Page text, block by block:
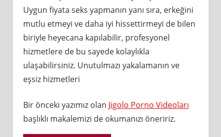
Uygun fiyata seks yapmanın yanı sıra, erkeğini
mutlu etmeyi ve daha iyi hissettirmeyi de bilen
biriyle heyecana kapılabilir, profesyonel
hizmetlere de bu sayede kolaylıkla
ulaşabilirsiniz. Unutulmazı yakalamanın ve
eşsiz hizmetleri
Bir önceki yazımız olan Jigolo Porno Videoları
başlıklı makalemizi de okumanızı öneririz.